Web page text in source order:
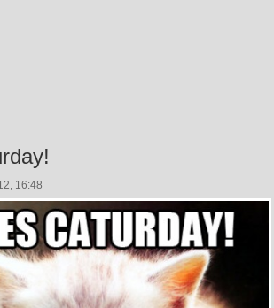
16:48